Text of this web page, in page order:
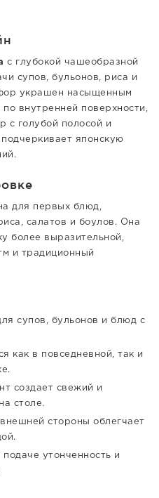
с глубокой чашеобразной
супов, бульонов, риса и
украшен насыщенным
внутренней поверхности,
с голубой полосой и
японскую
для первых блюд,
салатов и боулов. Она
более выразительной,
и традиционный
супов, бульонов и блюд с
как в повседневной, так и
создает свежий и
столе.
стороны облегчает
утонченность и